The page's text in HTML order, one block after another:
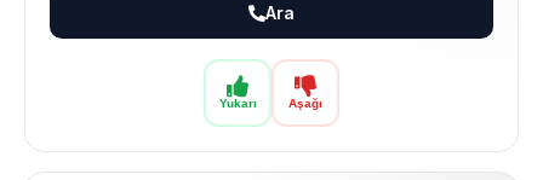
Yukarı Aşağı
Ara